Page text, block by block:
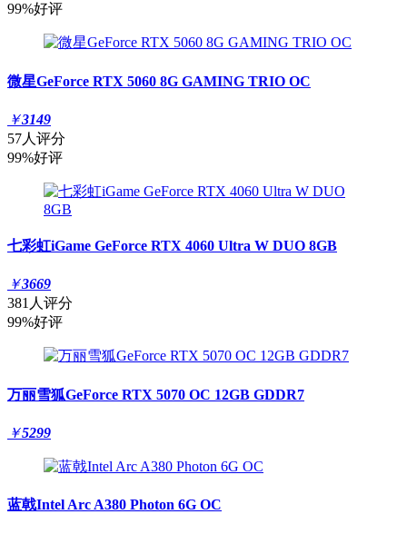
99%好评
微星GeForce RTX 5060 8G GAMING TRIO OC
￥3149
57人评分
99%好评
七彩虹iGame GeForce RTX 4060 Ultra W DUO 8GB
￥3669
381人评分
99%好评
万丽雪狐GeForce RTX 5070 OC 12GB GDDR7
￥5299
蓝戟Intel Arc A380 Photon 6G OC